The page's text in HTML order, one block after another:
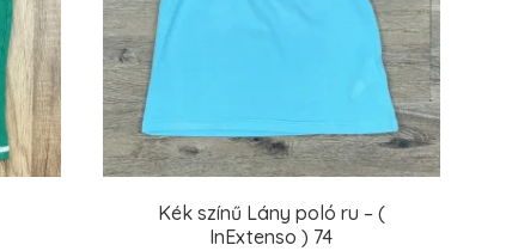
Kék színű Lány poló ru – (
InExtenso ) 74